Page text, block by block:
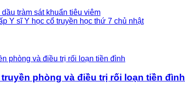
tràm sát khuẩn tiêu viêm
Y sĩ Y học cổ truyền học thứ 7 chủ nhật
phòng và điều trị rối loạn tiền đình